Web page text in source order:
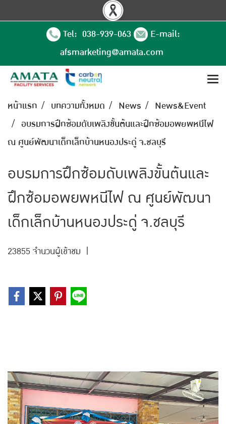
Tel: 038-939-063
E-mail:
afsmarketing@amata.com
หน้าแรก บทความทั้งหมด News
News&Event
อบรมการฝึกซ้อมดับเพลิงขั้นต้นและฝึกซ้อมอพยพหนีไฟ
ณ ศูนย์พัฒนาเด็กเล็กบ้านหนองประดู่ จ.ชลบุรี
อบรมการฝึกซ้อมดับเพลิงขั้นต้นและ
ฝึกซ้อมอพยพหนีไฟ ณ ศูนย์พัฒนา
เด็กเล็กบ้านหนองประดู่ จ.ชลบุรี
23855 จำนวนผู้เข้าชม |